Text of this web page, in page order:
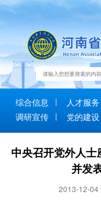
综合信息 人才服务
调研宣传
党的建设
中央召开党外人
并发
2013-12-04